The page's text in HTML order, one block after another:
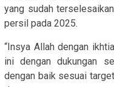
yang sudah
persil pada 2025.
“Insya Allah dengan
ini dengan dukungan
dengan baik sesuai